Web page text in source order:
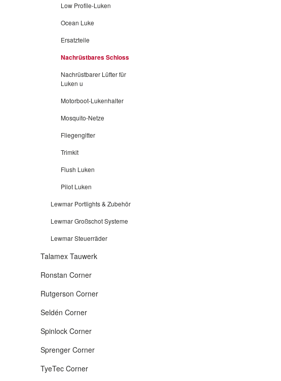
Low Profile-Luken
Ocean Luke
Ersatzteile
Nachrüstbares Schloss
Nachrüstbarer Lüfter für
Luken u
Motorboot-Lukenhalter
Mosquito-Netze
Fliegengitter
Trimkit
Flush Luken
Pilot Luken
Lewmar Portlights & Zubehör
Lewmar Großschot Systeme
Lewmar Steuerräder
Talamex Tauwerk
Ronstan Corner
Rutgerson Corner
Seldén Corner
Spinlock Corner
Sprenger Corner
TyeTec Corner